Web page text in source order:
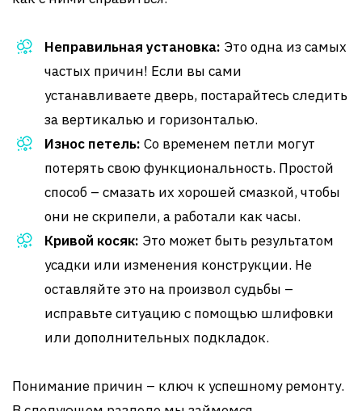
Неправильная установка: Это одна из самых
частых причин! Если вы сами
устанавливаете дверь, постарайтесь следить
за вертикалью и горизонталью.
Износ петель: Со временем петли могут
потерять свою функциональность. Простой
способ – смазать их хорошей смазкой, чтобы
они не скрипели, а работали как часы.
Кривой косяк: Это может быть результатом
усадки или изменения конструкции. Не
оставляйте это на произвол судьбы –
исправьте ситуацию с помощью шлифовки
или дополнительных подкладок.
Понимание причин – ключ к успешному ремонту.